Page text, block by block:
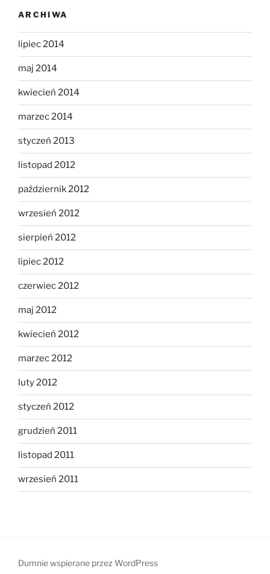
ARCHIWA
lipiec 2014
maj 2014
kwiecień 2014
marzec 2014
styczeń 2013
listopad 2012
październik 2012
wrzesień 2012
sierpień 2012
lipiec 2012
czerwiec 2012
maj 2012
kwiecień 2012
marzec 2012
luty 2012
styczeń 2012
grudzień 2011
listopad 2011
wrzesień 2011
Dumnie wspierane przez WordPress